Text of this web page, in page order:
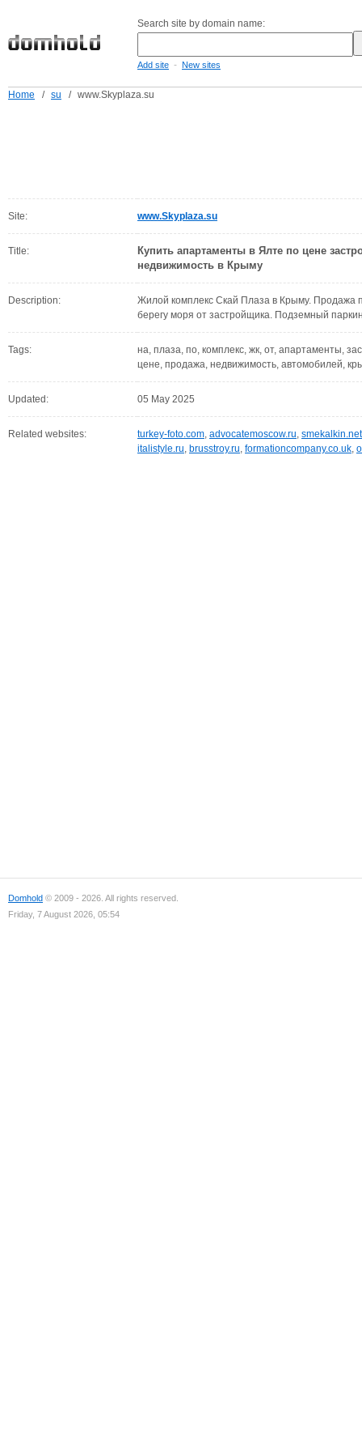
Search site by domain name:
Add site - New sites
Home / su / www.Skyplaza.su
Site: www.Skyplaza.su
Title:
Купить апартаменты в Ялте по цене
недвижимость в Крыму
Description:
Жилой комплекс Скай Плаза в Крыму. Продажа
берегу моря от застройщика. Подземный
Tags:
на, плаза, по, комплекс, жк, от, апартаменты,
цене, продажа, недвижимость, автомобилей,
Updated: 05 May 2025
Related websites: turkey-foto.com, advocatemoscow.ru, smekalkin.net
italistyle.ru, brusstroy.ru, formationcompany.co.uk,
Domhold © 2009 - 2026. All rights reserved.
Friday, 7 August 2026, 05:54